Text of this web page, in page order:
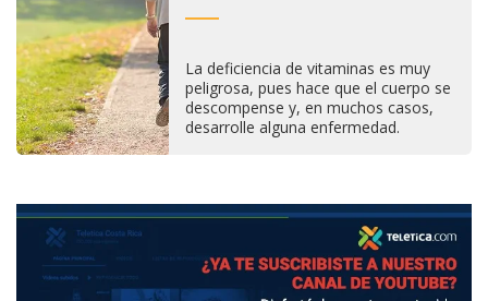
La deficiencia de vitaminas es muy
peligrosa, pues hace que el cuerpo se
descompense y, en muchos casos,
desarrolle alguna enfermedad.